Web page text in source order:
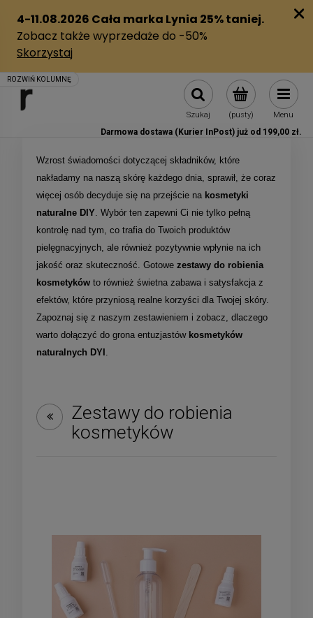
(pusty)
Szukaj Menu
Darmowa dostawa (Kurier InPost) już od 199,00 zł.
Wzrost świadomości dotyczącej składników, które
nakładamy na naszą skórę każdego dnia, sprawił, że coraz
więcej osób decyduje się na przejście na kosmetyki
naturalne DIY. Wybór ten zapewni Ci nie tylko pełną
kontrolę nad tym, co trafia do Twoich produktów
pielęgnacyjnych, ale również pozytywnie wpłynie na ich
jakość oraz skuteczność. Gotowe zestawy do robienia
kosmetyków to również świetna zabawa i satysfakcja z
efektów, które przyniosą realne korzyści dla Twojej skóry.
Zapoznaj się z naszym zestawieniem i zobacz, dlaczego
warto dołączyć do grona entuzjastów kosmetyków
naturalnych DYI .
Zestawy do robienia
kosmetyków